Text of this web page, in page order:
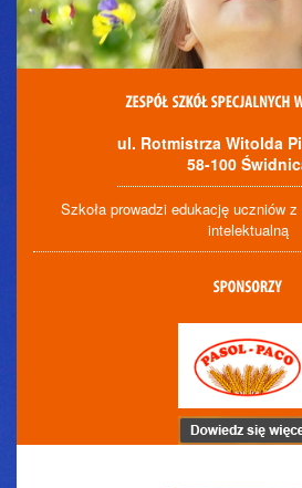
ul. Rotmistrza Witolda
58-100
Szkoła prowadzi edukację uczniów z
intelektualną